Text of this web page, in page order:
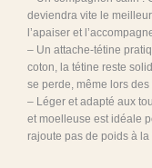
deviendra vite le
l’apaiser et
– Un attache-tétine
coton, la tétine reste
se perde, même lors
– Léger et adapté aux
et moelleuse est idéale
rajoute pas de poids à la